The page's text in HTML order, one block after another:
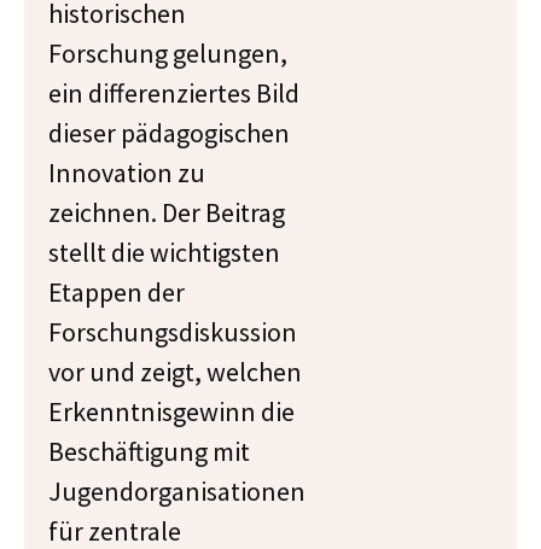
historischen
Forschung gelungen,
ein differenziertes Bild
dieser pädagogischen
Innovation zu
zeichnen. Der Beitrag
stellt die wichtigsten
Etappen der
Forschungsdiskussion
vor und zeigt, welchen
Erkenntnisgewinn die
Beschäftigung mit
Jugendorganisationen
für zentrale